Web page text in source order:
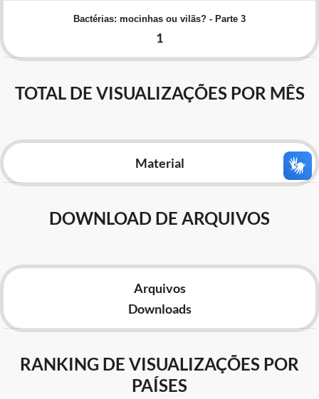
Advocacia-Geral da União
Banco Central do Brasil
Bactérias: mocinhas ou vilãs? - Parte 3
1
TOTAL DE VISUALIZAÇÕES POR MÊS
Material
DOWNLOAD DE ARQUIVOS
Arquivos
Downloads
RANKING DE VISUALIZAÇÕES POR
PAÍSES